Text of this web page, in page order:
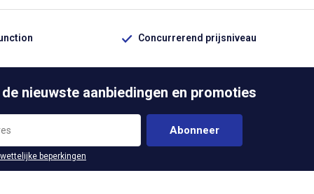
Concurrerend prijsniveau
nieuwste aanbiedingen en promoties
Abonneer
beperkingen